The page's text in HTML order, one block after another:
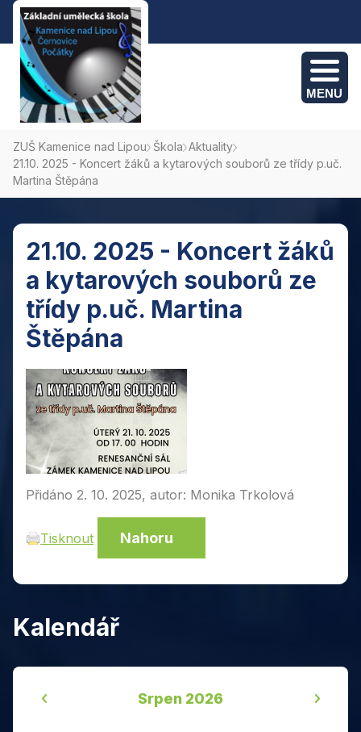
Kamenice nad Lipou: +420 775 382 095
Počátky: +420 774 694 495
MENU
ZUŠ Kamenice nad Lipou Škola Aktuality
21.10. 2025 - Koncert žáků a kytarových souborů ze třídy p.uč.
Martina Štěpána
21.10. 2025 - Koncert žáků
a kytarových souborů ze
třídy p.uč. Martina
Štěpána
Přidáno 2. 10. 2025, autor: Monika Trkolová
Tisknout Nahoru
Kalendář
Srpen 2026